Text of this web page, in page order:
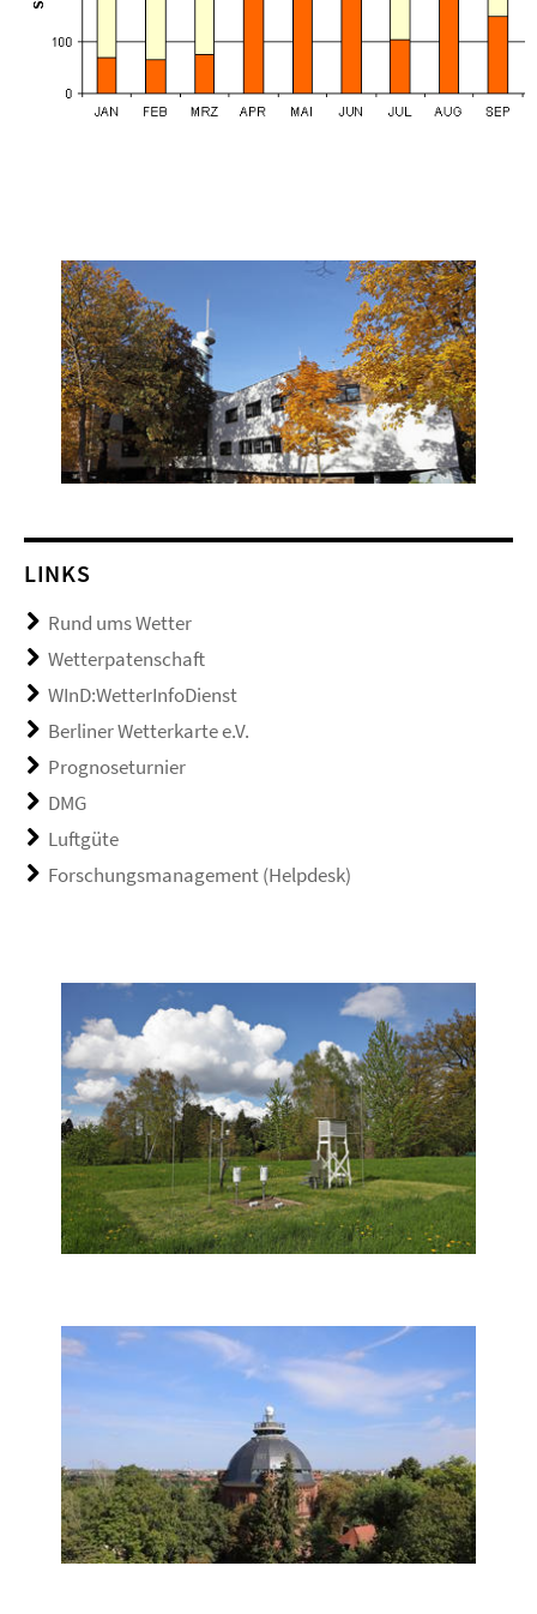
LINKS
Rund ums Wetter
Wetterpatenschaft
WInD:WetterInfoDienst
Berliner Wetterkarte e.V.
Prognoseturnier
DMG
Luftgüte
Forschungsmanagement (Helpdesk)